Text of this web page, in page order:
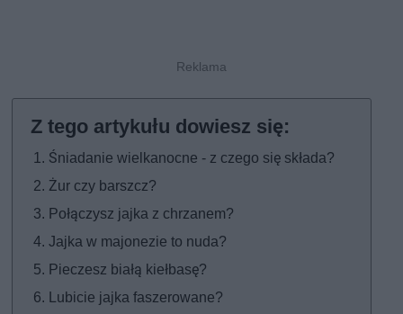
Śniadanie wielkanocne - z czego się składa?
Żur czy barszcz?
Połączysz jajka z chrzanem?
Jajka w majonezie to nuda?
Pieczesz białą kiełbasę?
Lubicie jajka faszerowane?